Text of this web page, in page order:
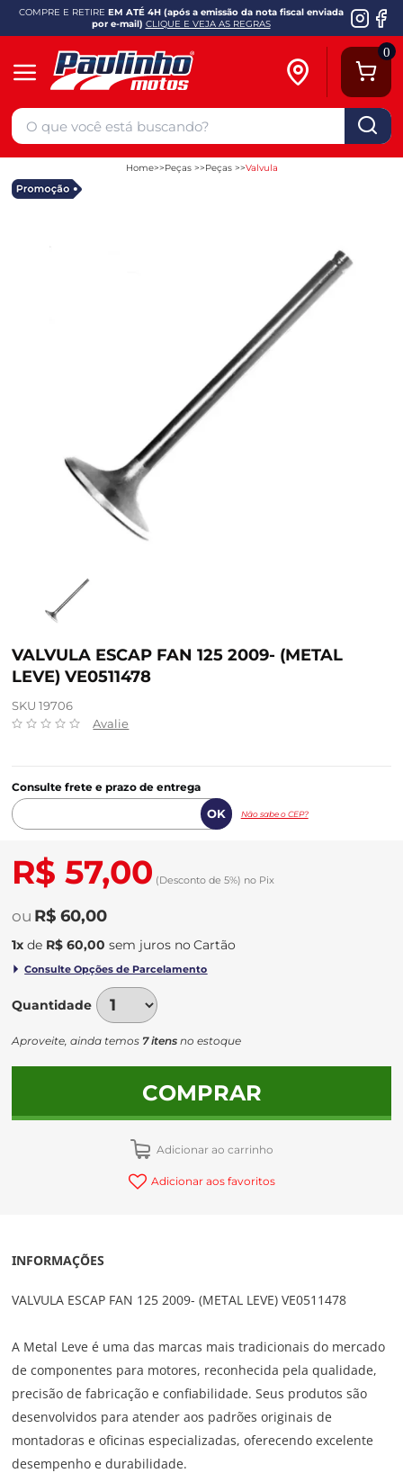
COMPRE E RETIRE EM ATÉ 4H (após a emissão da nota fiscal enviada
por e-mail) CLIQUE E VEJA AS REGRAS
0
Home Peças Peças Valvula
VALVULA ESCAP FAN 125 2009- (METAL
LEVE) VE0511478
SKU 19706
Avalie
Consulte frete e prazo de entrega
Não sabe o CEP?
R$ 57,00 (Desconto de 5%) no Pix
R$ 60,00
1x de R$ 60,00 sem juros no
Quantidade
Aproveite, ainda temos 7 itens no estoque
COMPRAR
Adicionar ao carrinho
Adicionar aos favoritos
INFORMAÇÕES
VALVULA ESCAP FAN 125 2009- (METAL LEVE) VE0511478
A Metal Leve é uma das marcas mais tradicionais do mercado
de componentes para motores, reconhecida pela qualidade,
precisão de fabricação e confiabilidade. Seus produtos são
desenvolvidos para atender aos padrões originais de
montadoras e oficinas especializadas, oferecendo excelente
desempenho e durabilidade.